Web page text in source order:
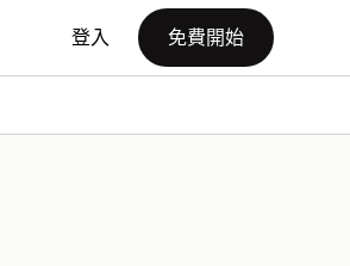
登入 免費開始